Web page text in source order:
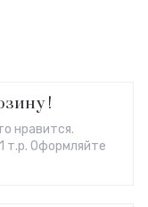
!
нравится.
т.р. Оформляйте